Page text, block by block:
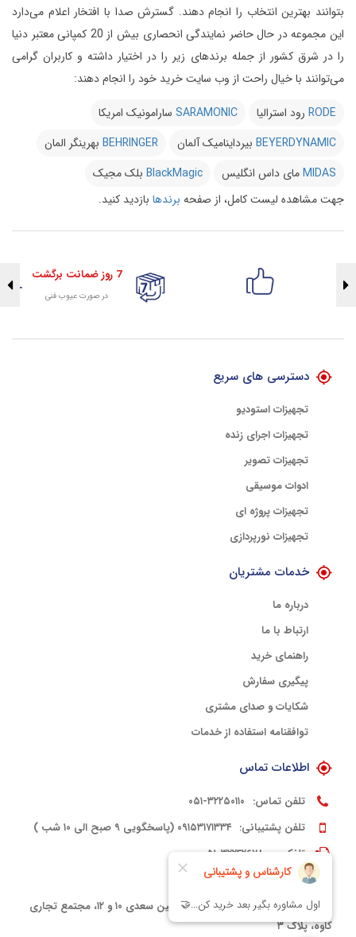
بتوانند بهترین انتخاب را انجام دهند. گسترش صدا با افتخار اعلام می‌دارد
این مجموعه در حال حاضر نمایندگی انحصاری بیش از 20 کمپانی معتبر دنیا
را در شرق کشور از جمله برندهای زیر را در اختیار داشته و کاربران گرامی
می‌توانند با خیال راحت از وب سایت خرید خود را انجام دهند:
RODE رود استرالیا SARAMONIC سارامونیک امریکا
BEYERDYNAMIC بیرداینامیک آلمان BEHRINGER بهرینگر المان
MIDASمای داس انگلیس BlackMagic بلک مجیک
جهت مشاهده لیست کامل، از صفحه برندها بازدید کنید.
7 روز ضمانت برگشت
در صورت عیوب فنی
دسترسی های سریع
تجهیزات استودیو
تجهیزات اجرای زنده
تجهیزات تصویر
ادوات موسیقی
تجهیزات پروژه ای
تجهیزات نورپردازی
خدمات مشتریان
درباره ما
ارتباط با ما
راهنمای خرید
پیگیری سفارش
شکایات و صدای مشتری
توافقنامه استفاده از خدمات
اطلاعات تماس
تلفن تماس: ۳۲۲۵۰۱۱۰-۰۵۱
تلفن پشتیبانی: ۰۹۱۵۳۱۷۱۳۳۴ (پاسخگویی ۹ صبح الی ۱۰ شب )
تلفکس:
۳۲۲۴۲۶۷۸-۰۵۱
کدپستی:
۹۱۳۳۳۹۴۵۶۱۵
آدرس:
مشهد، خیابان سعدی، بین سعدی ۱۰ و ۱۲، مجتمع تجاری
کاوه، پلاک ۳